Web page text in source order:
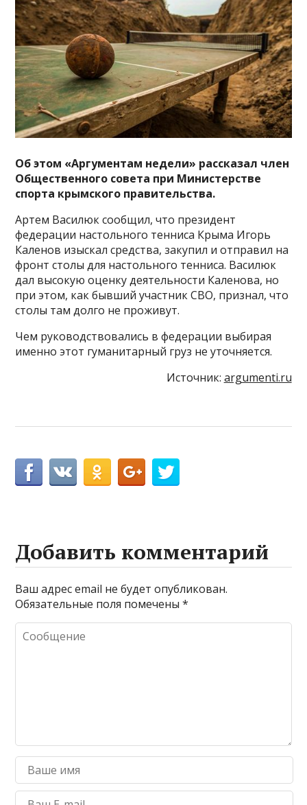
Об этом «Аргументам недели» рассказал член
Общественного совета при Министерстве
спорта крымского правительства.
Артем Василюк сообщил, что президент
федерации настольного тенниса Крыма Игорь
Каленов изыскал средства, закупил и отправил на
фронт столы для настольного тенниса. Василюк
дал высокую оценку деятельности Каленова, но
при этом, как бывший участник СВО, признал, что
столы там долго не проживут.
Чем руководствовались в федерации выбирая
именно этот гуманитарный груз не уточняется.
Источник: argumenti.ru
Добавить комментарий
Ваш адрес email не будет опубликован.
Обязательные поля помечены*